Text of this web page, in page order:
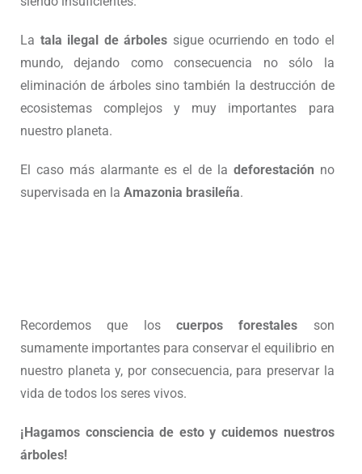
La tala ilegal de árboles sigue ocurriendo en todo el
mundo, dejando como consecuencia no sólo la
eliminación de árboles sino también la destrucción de
ecosistemas complejos y muy importantes para
nuestro planeta.
El caso más alarmante es el de la deforestación no
supervisada en la Amazonia brasileña.
Recordemos que los cuerpos forestales son
sumamente importantes para conservar el equilibrio en
nuestro planeta y, por consecuencia, para preservar la
vida de todos los seres vivos.
¡Hagamos consciencia de esto y cuidemos nuestros
árboles!